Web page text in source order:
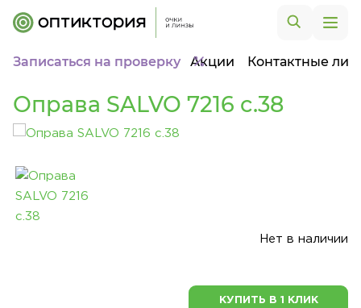
Записаться на проверку Акции Контактные
Оправа SALVO 7216 c.38
Нет в наличии
КУПИТЬ В 1 КЛИК